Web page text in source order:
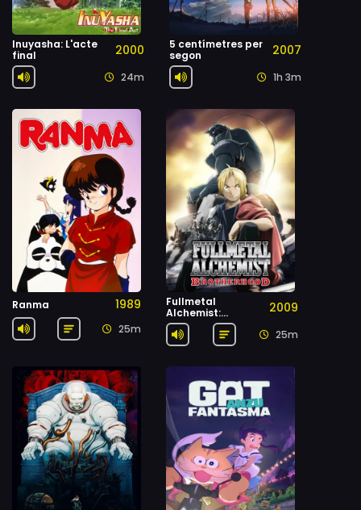
Inuyasha: L'acte
final
2000
24m
5 centímetres per
segon
2007
1h 3m
Ranma 1989
25m
Fullmetal
Alchemist:
Brotherhood
2009
25m